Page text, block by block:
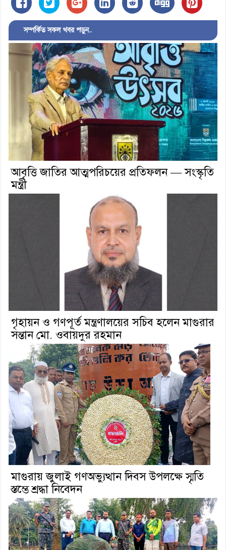
সম্পর্কিত সকল খবর পড়ুন..
আবৃত্তি জাতির আত্মপরিচয়ের প্রতিফলন — সংস্কৃতি
মন্ত্রী
গৃহায়ন ও গণপূর্ত মন্ত্রণালয়ের সচিব হলেন মাগুরার
সন্তান মো. ওবায়দুর রহমান
মাগুরায় জুলাই গণঅভ্যুত্থান দিবস উপলক্ষে স্মৃতি
স্তম্ভে শ্রদ্ধা নিবেদন